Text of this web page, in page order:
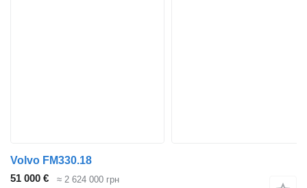
Volvo FM330.18
51 000 €
≈ 2 624 000 грн